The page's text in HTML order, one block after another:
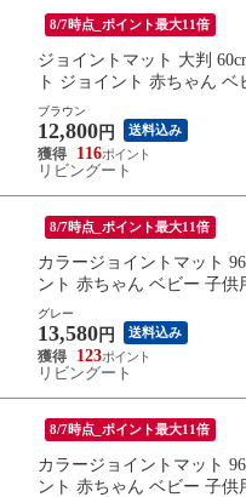
8/7時点_ポイント最大11倍
ジョイントマット 大判
ト ジョイント 赤ちゃん
ブラウン
12,800 円 送料込み
116
リビングート
8/7時点_ポイント最大11倍
カラージョイントマット
ント 赤ちゃん ベビー 子供
グレー
13,580 円 送料込み
123
リビングート
8/7時点_ポイント最大11倍
カラージョイントマット
ント 赤ちゃん ベビー 子供